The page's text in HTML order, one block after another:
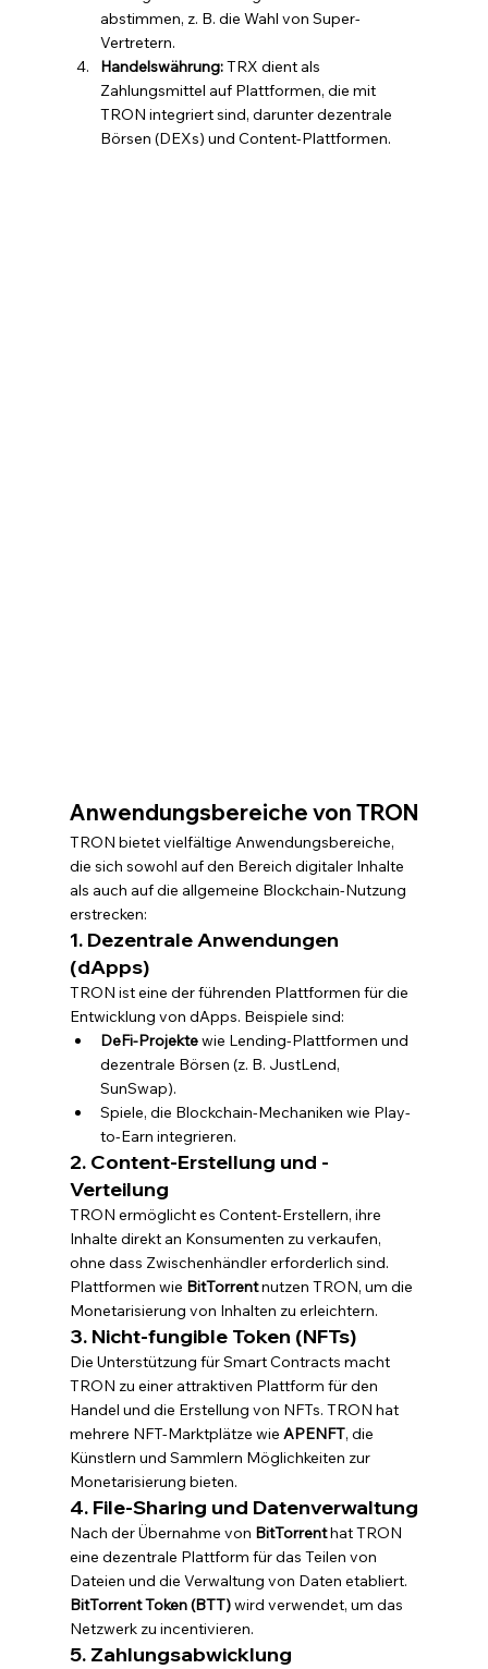
abstimmen, z. B. die Wahl von Super-
Vertretern.
Handelswährung: TRX dient als
Zahlungsmittel auf Plattformen, die mit
TRON integriert sind, darunter dezentrale
Börsen (DEXs) und Content-Plattformen.
Anwendungsbereiche von TRON
TRON bietet vielfältige Anwendungsbereiche,
die sich sowohl auf den Bereich digitaler Inhalte
als auch auf die allgemeine Blockchain-Nutzung
erstrecken:
1. Dezentrale Anwendungen
(dApps)
TRON ist eine der führenden Plattformen für die
Entwicklung von dApps. Beispiele sind:
DeFi-Projekte wie Lending-Plattformen und
dezentrale Börsen (z. B. JustLend,
SunSwap).
Spiele, die Blockchain-Mechaniken wie Play-
to-Earn integrieren.
2. Content-Erstellung und -
Verteilung
TRON ermöglicht es Content-Erstellern, ihre
Inhalte direkt an Konsumenten zu verkaufen,
ohne dass Zwischenhändler erforderlich sind.
Plattformen wie BitTorrent nutzen TRON, um die
Monetarisierung von Inhalten zu erleichtern.
3. Nicht-fungible Token (NFTs)
Die Unterstützung für Smart Contracts macht
TRON zu einer attraktiven Plattform für den
Handel und die Erstellung von NFTs. TRON hat
mehrere NFT-Marktplätze wie APENFT, die
Künstlern und Sammlern Möglichkeiten zur
Monetarisierung bieten.
4. File-Sharing und Datenverwaltung
Nach der Übernahme von BitTorrent hat TRON
eine dezentrale Plattform für das Teilen von
Dateien und die Verwaltung von Daten etabliert.
BitTorrent Token (BTT) wird verwendet, um das
Netzwerk zu incentivieren.
5. Zahlungsabwicklung